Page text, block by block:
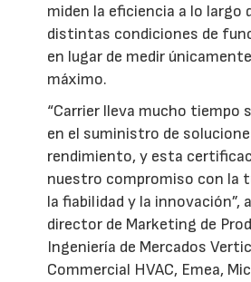
miden la eficiencia a lo largo
distintas condiciones de
en lugar de medir
máximo.
“Carrier lleva mucho tiempo
en el suministro de
rendimiento, y esta
nuestro compromiso con la
la fiabilidad y la innovación”,
director de Marketing de
Ingeniería de Mercados
Commercial HVAC, Emea,